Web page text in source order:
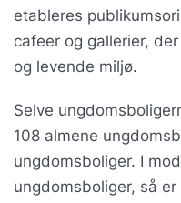
etableres
cafeer og gallerier,
og levende miljø.
Selve
108 almene
ungdomsboliger. I
ungdomsboliger, så